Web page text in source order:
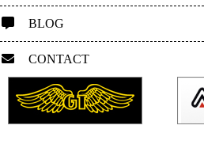
BLOG
CONTACT